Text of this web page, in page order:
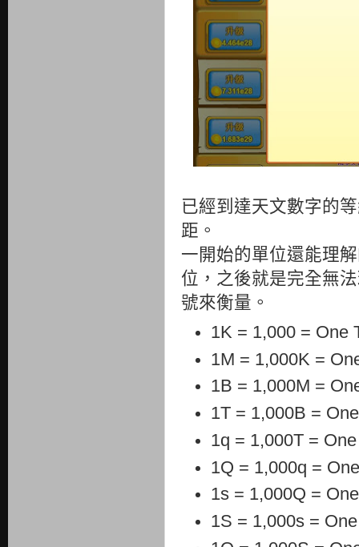
已經到達天文數字的
距。
一開始的單位還能理
位，之後就是完全無
號來衡量。
1K = 1,000 = One
1M = 1,000K =
1B = 1,000M =
1T = 1,000B =
1q = 1,000T =
1Q = 1,000q =
1s = 1,000Q =
1S = 1,000s =